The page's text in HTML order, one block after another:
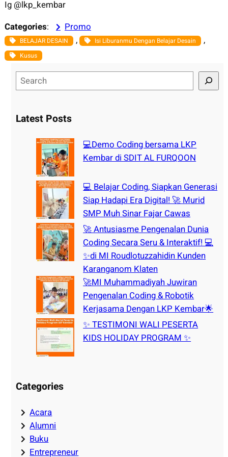
Ig @lkp_kembar
Categories: Promo
BELAJAR DESAIN , Isi Liburanmu Dengan Belajar Desain ,
Kusus
e
rLatest Posts
💻Demo Coding bersama LKP
Kembar di SDIT AL FURQOON
💻 Belajar Coding, Siapkan Generasi
Siap Hadapi Era Digital! 🚀 Murid
SMP Muh Sinar Fajar Cawas
🚀 Antusiasme Pengenalan Dunia
Coding Secara Seru & Interaktif! 💻
✨di MI Roudlotuzzahidin Kunden
Karanganom Klaten
🚀MI Muhammadiyah Juwiran
Pengenalan Coding & Robotik
Kerjasama Dengan LKP Kembar🌟
✨ TESTIMONI WALI PESERTA
KIDS HOLIDAY PROGRAM ✨
Categories
Acara
Alumni
Buku
Entrepreneur